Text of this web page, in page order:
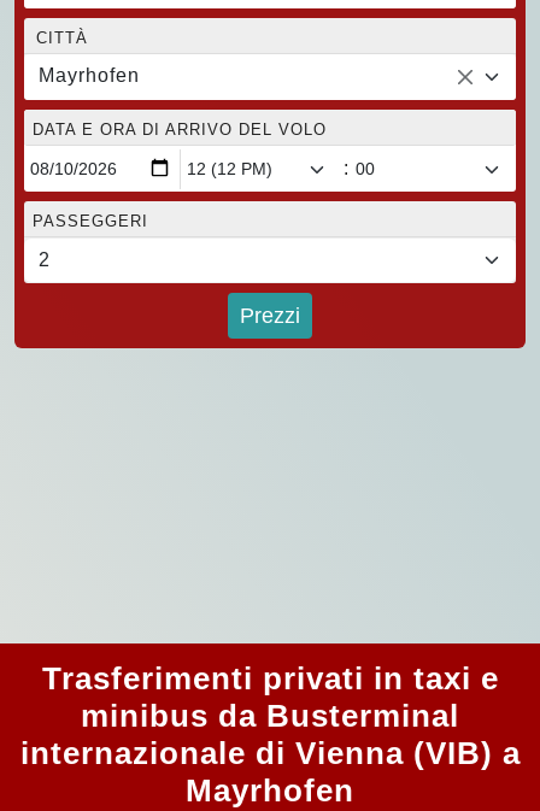
CITTÀ
Mayrhofen
DATA E ORA DI ARRIVO DEL VOLO
:
PASSEGGERI
Prezzi
Trasferimenti privati in taxi e
minibus da Busterminal
internazionale di Vienna (VIB) a
Mayrhofen